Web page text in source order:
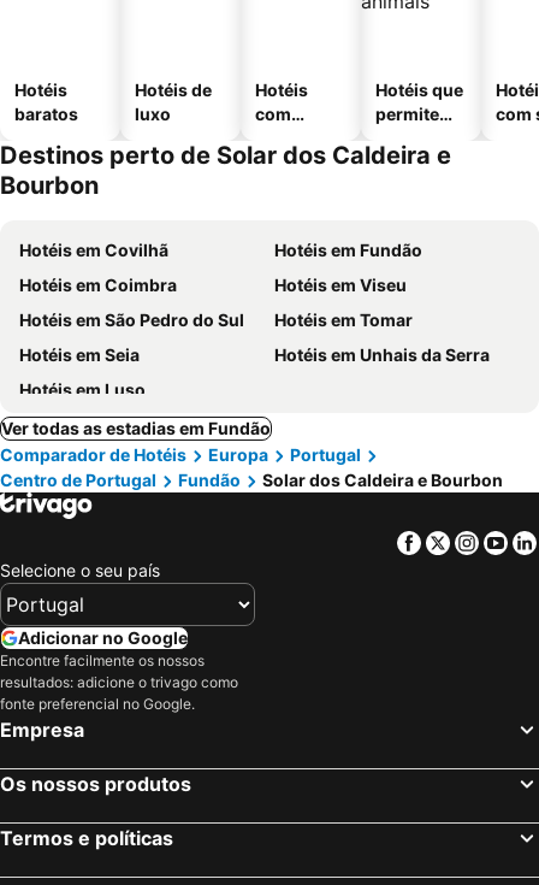
Hotéis
baratos
Hotéis de
luxo
Hotéis
com
Hotéis que
permitem
com
Destinos perto de Solar dos Caldeira e
Bourbon
Hotéis em Covilhã
Hotéis em Fundão
Hotéis em Coimbra
Hotéis em Viseu
Hotéis em São Pedro do Sul
Hotéis em Tomar
Hotéis em Seia
Hotéis em Unhais da Serra
Hotéis em Luso
Ver todas as estadias em Fundão
Comparador de Hotéis
Europa
Portugal
Centro de Portugal
Fundão Solar dos Caldeira e Bourbon
Facebook
Twitter
Selecione o seu país
Adicionar no Google
Encontre facilmente os nossos
resultados: adicione o trivago como
fonte preferencial no Google.
Empresa
Os nossos produtos
Termos e políticas